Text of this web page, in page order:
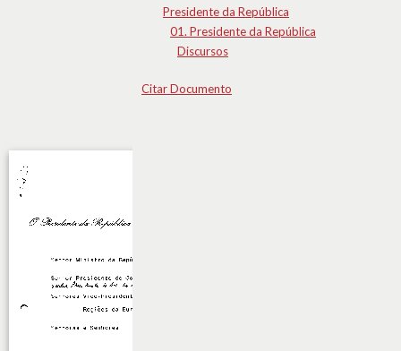
Presidente da República
01. Presidente da República
Discursos
Citar Documento